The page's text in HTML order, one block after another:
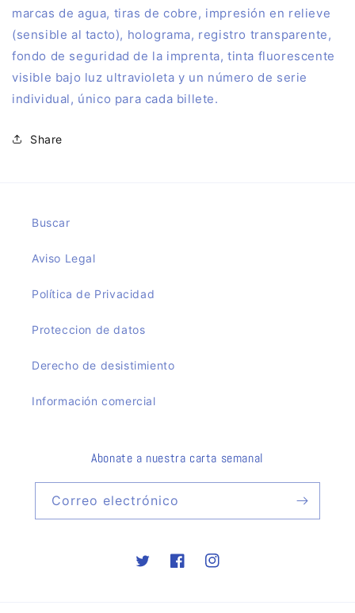
marcas de agua, tiras de cobre, impresión en relieve
(sensible al tacto), holograma, registro transparente,
fondo de seguridad de la imprenta, tinta fluorescente
visible bajo luz ultravioleta y un número de serie
individual, único para cada billete.
Share
Buscar
Aviso Legal
Política de Privacidad
Proteccion de datos
Derecho de desistimiento
Información comercial
Abonate a nuestra carta semanal
Correo electrónico
TwitterFacebookInstagram